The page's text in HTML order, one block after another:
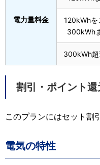
電力量料金
120kWhを
300kWh
300kWh超
割引・ポイント還
このプランにはセット割
電気の特性